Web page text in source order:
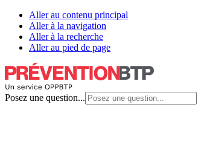
Aller au contenu principal
Aller à la navigation
Aller à la recherche
Aller au pied de page
Posez une question...